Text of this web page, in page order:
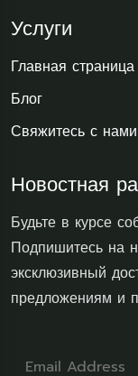
Услуги
Главная страница
Блог
Свяжитесь с нами
Новостная
Будьте в курсе
Подпишитесь на
эксклюзивный
предложениям и